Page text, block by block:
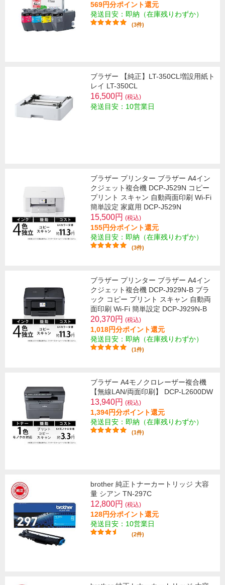
569円分ポイント還元
発送目安：即納（在庫残りわずか）
(3件)
ブラザー 【純正】LT-350CL増設用紙ト
レイ LT-350CL
16,500円 (税込)
発送目安：10営業日
ブラザー プリンター ブラザー A4イン
クジェット複合機 DCP-J529N コピー
プリント スキャン 自動両面印刷 Wi-Fi
簡単設定 家庭用 DCP-J529N
15,500円 (税込)
155円分ポイント還元
発送目安：即納（在庫残りわずか）
(3件)
ブラザー プリンター ブラザー A4イン
クジェット複合機 DCP-J929N-B ブラ
ック コピー プリント スキャン 自動両
面印刷 Wi-Fi 簡単設定 DCP-J929N-B
20,370円 (税込)
1,018円分ポイント還元
発送目安：即納（在庫残りわずか）
(1件)
ブラザー A4モノクロレーザー複合機
【無線LAN/両面印刷】 DCP-L2600DW
13,940円 (税込)
1,394円分ポイント還元
発送目安：即納（在庫残りわずか）
(1件)
brother 純正トナーカートリッジ 大容
量 シアン TN-297C
12,800円 (税込)
128円分ポイント還元
発送目安：10営業日
(2件)